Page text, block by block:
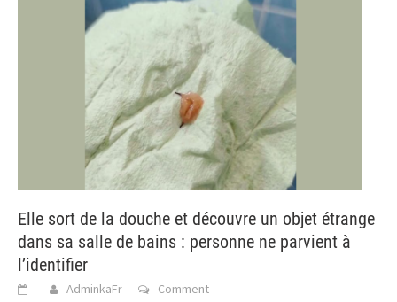
Elle sort de la douche et découvre un objet étrange
dans sa salle de bains : personne ne parvient à
l’identifier
AdminkaFr Comment